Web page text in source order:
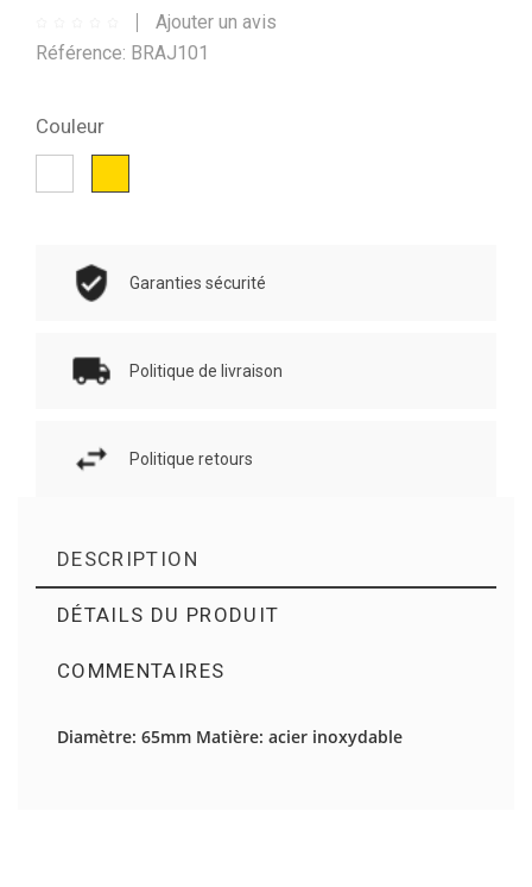
Ajouter un avis
Référence: BRAJ101
Couleur
Garanties sécurité
Politique de livraison
Politique retours
DESCRIPTION
DÉTAILS DU PRODUIT
COMMENTAIRES
Diamètre: 65mm Matière: acier inoxydable
Il n'y a pas d'avis en ce moment.